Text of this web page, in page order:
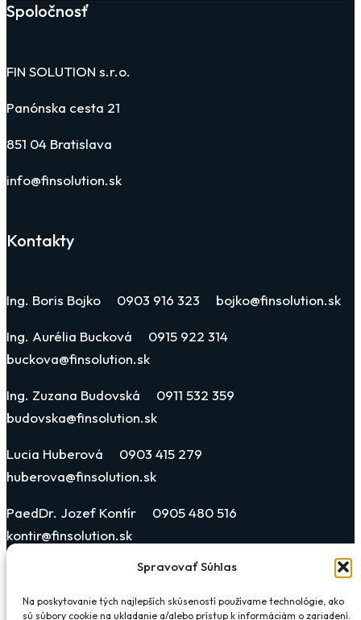
Spravovať Súhlas
Na poskytovanie tých najlepších skúseností používame technológie, ako
sú súbory cookie na ukladanie a/alebo prístup k informáciám o zariadení.
Spoločnosť
FIN SOLUTION s.r.o.
Panónska cesta 21
851 04 Bratislava
info@finsolution.sk
Kontakty
Ing. Boris Bojko 0903 916 323 bojko@finsolution.sk
Ing. Aurélia Bucková 0915 922 314
buckova@finsolution.sk
Ing. Zuzana Budovská 0911 532 359
budovska@finsolution.sk
Lucia Huberová 0903 415 279
huberova@finsolution.sk
PaedDr. Jozef Kontír 0905 480 516
kontir@finsolution.sk
Katarína Blehová Horonyová 0903 019 311
blehova@finsolution.sk